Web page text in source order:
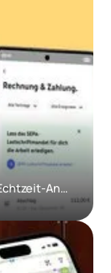
Digitale Energieverwaltung mit Echtzeit-Analysen